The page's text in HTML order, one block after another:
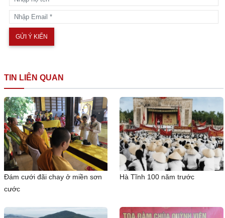
TIN LIÊN QUAN
Đám cưới đãi chay ở miền sơn
cước
Hà Tĩnh 100 năm trước